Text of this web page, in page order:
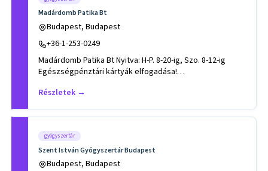
Madárdomb Patika Bt
Budapest, Budapest
+36-1-253-0249
Madárdomb Patika Bt Nyitva: H-P. 8-20-ig, Szo. 8-12-ig
Egészségpénztári kártyák elfogadása!
Részletek →
gyógyszertár
Szent István Gyógyszertár Budapest
Budapest, Budapest